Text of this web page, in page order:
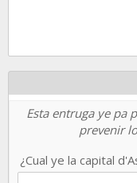
Esta entruga ye pa
prevenir
¿Cual ye la capital